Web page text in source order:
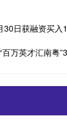
30日获融资买入
万英才汇南粤